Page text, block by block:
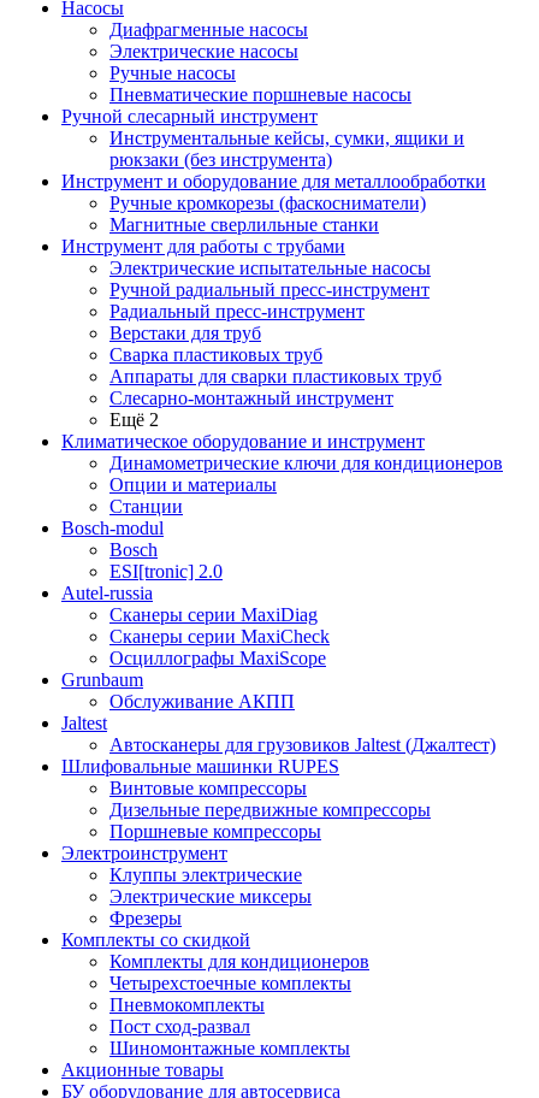
Насосы
Диафрагменные насосы
Электрические насосы
Ручные насосы
Пневматические поршневые насосы
Ручной слесарный инструмент
Инструментальные кейсы, сумки, ящики и
рюкзаки (без инструмента)
Инструмент и оборудование для металлообработки
Ручные кромкорезы (фаскосниматели)
Магнитные сверлильные станки
Инструмент для работы с трубами
Электрические испытательные насосы
Ручной радиальный пресс-инструмент
Радиальный пресс-инструмент
Верстаки для труб
Сварка пластиковых труб
Аппараты для сварки пластиковых труб
Слесарно-монтажный инструмент
Ещё 2
Климатическое оборудование и инструмент
Динамометрические ключи для кондиционеров
Опции и материалы
Станции
Bosch-modul
Bosch
ESI[tronic] 2.0
Autel-russia
Сканеры серии MaxiDiag
Сканеры серии MaxiCheck
Осциллографы MaxiScope
Grunbaum
Обслуживание АКПП
Jaltest
Автосканеры для грузовиков Jaltest (Джалтест)
Шлифовальные машинки RUPES
Винтовые компрессоры
Дизельные передвижные компрессоры
Поршневые компрессоры
Электроинструмент
Клуппы электрические
Электрические миксеры
Фрезеры
Комплекты со скидкой
Комплекты для кондиционеров
Четырехстоечные комплекты
Пневмокомплекты
Пост сход-развал
Шиномонтажные комплекты
Акционные товары
БУ оборудование для автосервиса